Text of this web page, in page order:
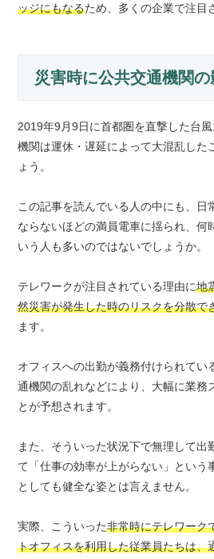
ッジにもなるため、多くの企業で注目
災害時に公共交通機関
2019年9月9日に首都圏を直撃した台
機関は運休・遅延によって大混乱した
ょう。
この記事を読んでいる人の中にも、日
ならないほどの満員電車に揺られ、何
いう人も多いのではないでしょうか。
テレワークが注目されている理由に地
然災害が発生した時のリスクを分散で
ます。
オフィスへの出勤が義務付けられてい
通機関の乱れなどにより、大幅に業務
とが予想されます。
また、そういった状況下で無理して出
て「仕事の効率が上がらない」という
としても健全な姿とは言えません。
実際、こういった非常時にテレワーク
トオフィスを利用した従業員たちは、